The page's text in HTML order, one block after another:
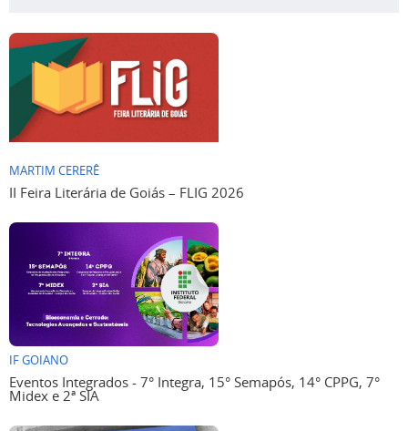
MARTIM CERERÊ
II Feira Literária de Goiás – FLIG 2026
IF GOIANO
Eventos Integrados - 7° Integra, 15° Semapós, 14° CPPG, 7°
Midex e 2ª SIA